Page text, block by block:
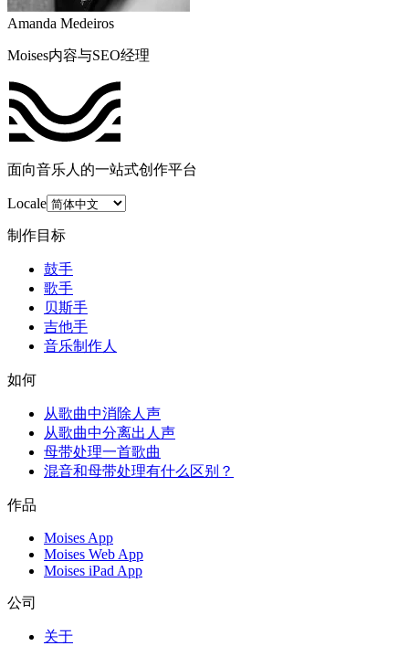
Amanda Medeiros
Moises内容与SEO经理
面向音乐人的一站式创作平台
Locale
制作目标
鼓手
歌手
贝斯手
吉他手
音乐制作人
如何
从歌曲中消除人声
从歌曲中分离出人声
母带处理一首歌曲
混音和母带处理有什么区别？
作品
Moises App
Moises Web App
Moises iPad App
公司
关于